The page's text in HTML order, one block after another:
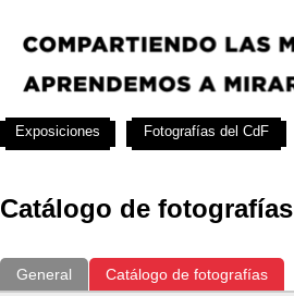
Catálogo de fotografías
General Catálogo de fotografías
Exposiciones Fotografías del CdF